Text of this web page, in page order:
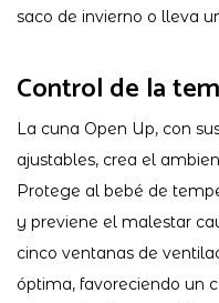
saco de invierno o lleva
Control de la
La cuna Open Up, con
ajustables, crea el
Protege al bebé de
y previene el malestar
cinco ventanas de
óptima, favoreciendo un